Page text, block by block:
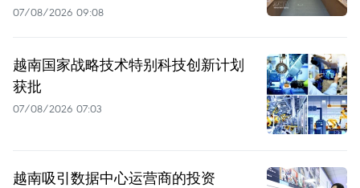
07/08/2026 09:08
越南国家战略技术特别科技创新计划
获批
07/08/2026 07:03
越南吸引数据中心运营商的投资